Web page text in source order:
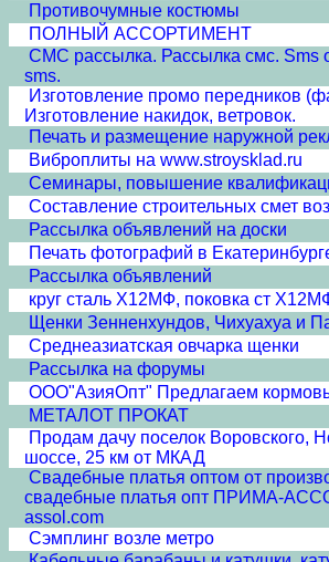
Противочумные костюмы
ПОЛНЫЙ АССОРТИМЕНТ
СМС рассылка. Рассылка смс. Sms
sms.
Изготовление промо передников
Изготовление накидок, ветровок.
Печать и размещение наружной
Виброплиты на www.stroysklad.ru
Семинары, повышение
Составление строительных смет
Рассылка объявлений на доски
Печать фотографий в
Рассылка объявлений
круг сталь Х12МФ, поковка ст
Щенки Зенненхундов, Чихуахуа и
Среднеазиатская овчарка щенки
Рассылка на форумы
ООО"АзияОпт" Предлагаем
МЕТАЛОТ ПРОКАТ
Продам дачу поселок Воровского,
шоссе, 25 км от МКАД
Свадебные платья оптом от
свадебные платья опт ПРИМА-
assol.com
Сэмплинг возле метро